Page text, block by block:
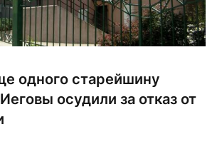
одного старейшину
осудили за отказ от